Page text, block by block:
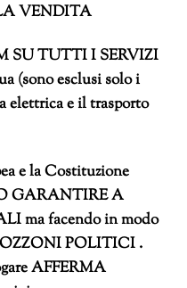
VENDITA
SU TUTTI I SERVIZI
(sono esclusi solo i
elettrica e il trasporto
e la Costituzione
GARANTIRE A
ma facendo in modo
POLITICI .
AFFERMA